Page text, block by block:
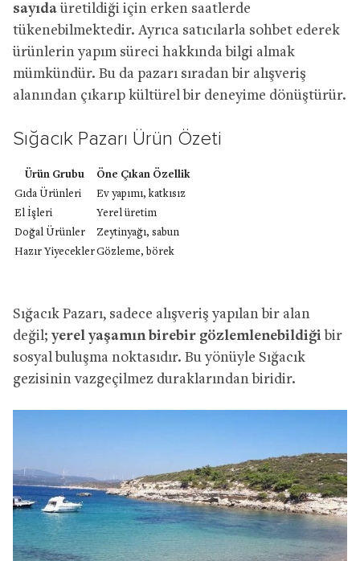
sayıdaüretildiği için erken saatlerde
tükenebilmektedir. Ayrıca satıcılarla sohbet ederek
ürünlerin yapım süreci hakkında bilgi almak
mümkündür. Bu da pazarı sıradan bir alışveriş
alanından çıkarıp kültürel bir deneyime dönüştürür.
Sığacık Pazarı Ürün Özeti
Ürün Grubu
Öne Çıkan Özellik
Gıda Ürünleri
Ev yapımı, katkısız
El İşleri
Yerel üretim
Doğal Ürünler
Zeytinyağı, sabun
Hazır YiyeceklerGözleme, börek
Sığacık Pazarı, sadece alışveriş yapılan bir alan
değil; yerel yaşamın birebir gözlemlenebildiği bir
sosyal buluşma noktasıdır. Bu yönüyle Sığacık
gezisinin vazgeçilmez duraklarından biridir.